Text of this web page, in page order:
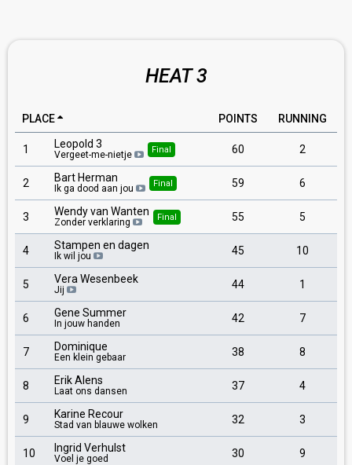
HEAT 3
PLACE POINTS RUNNING
1 Leopold 3
Vergeet-me-nietje Final 60 2
2 Bart Herman
Ik ga dood aan jou Final 59 6
3 Wendy van Wanten
Zonder verklaring Final 55 5
4 Stampen en dagen
Ik wil jou 45 10
5 Vera Wesenbeek
Jij 44 1
6 Gene Summer
In jouw handen 42 7
7 Dominique
Een klein gebaar 38 8
8 Erik Alens
Laat ons dansen 37 4
9 Karine Recour
Stad van blauwe wolken 32 3
10 Ingrid Verhulst
Voel je goed 30 9